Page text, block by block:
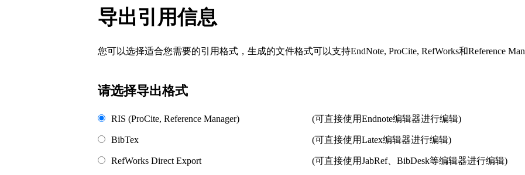
导出引用信息
您可以选择适合您需要的引用格式，生成的文件格式可以支持EndNote, ProCite, RefWorks和Reference
请选择导出格式
RIS (ProCite, Reference Manager) (可直接使用Endnote编辑器进行编辑)
BibTex (可直接使用Latex编辑器进行编辑)
RefWorks Direct Export (可直接使用JabRef、BibDesk等编辑器进行编辑)